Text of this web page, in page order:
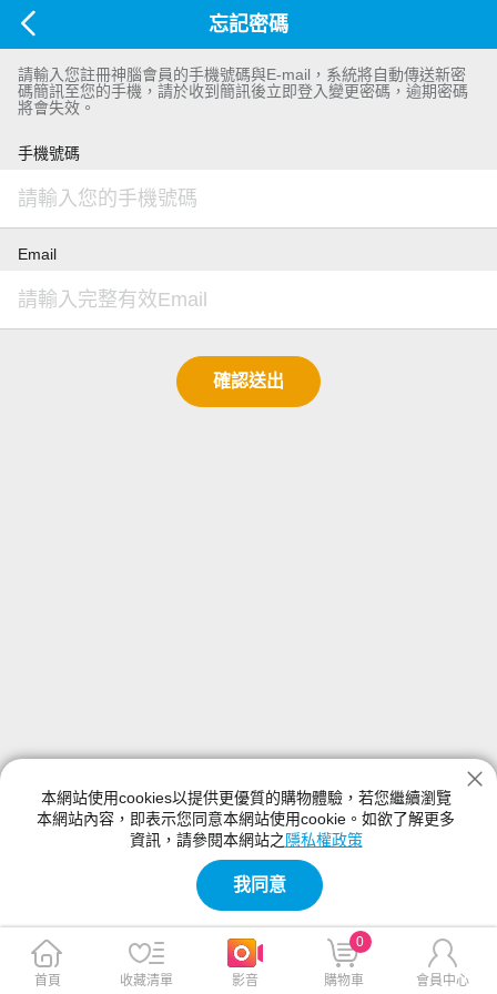
忘記密碼
請輸入您註冊神腦會員的手機號碼與E-mail，系統將自動傳送新密
碼簡訊至您的手機，請於收到簡訊後立即登入變更密碼，逾期密碼
將會失效。
手機號碼
Email
確認送出
本網站使用cookies以提供更優質的購物體驗，若您繼續瀏覽
本網站內容，即表示您同意本網站使用cookie。如欲了解更多
資訊，請參閱本網站之 隱私權政策
我同意
首頁 收藏清單 影音 購物車
0
會員中心